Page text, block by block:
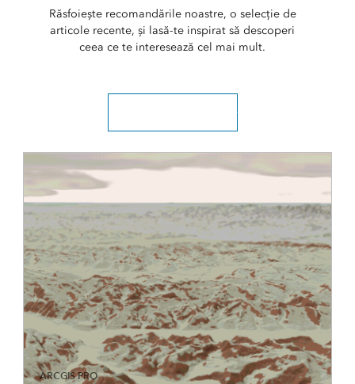
Răsfoiește recomandările noastre, o selecție de
articole recente, și lasă-te inspirat să descoperi
ceea ce te interesează cel mai mult.
Explorați toate articolele
ARCGIS PRO